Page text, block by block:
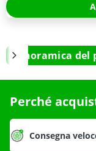
Panoramica del
Perché
Consegna